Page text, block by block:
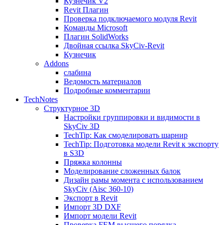
Revit Плагин
Проверка подключаемого модуля Revit
Команды Microsoft
Плагин SolidWorks
Двойная ссылка SkyCiv-Revit
Кузнечик
Addons
слабина
Ведомость материалов
Подробные комментарии
TechNotes
Структурное 3D
Настройки группировки и видимости в
SkyCiv 3D
TechTip: Как смоделировать шарнир
TechTip: Подготовка модели Revit к экспорту
в S3D
Пряжка колонны
Моделирование сложенных балок
Дизайн рамы момента с использованием
SkyCiv (Aisc 360-10)
Экспорт в Revit
Импорт 3D DXF
Импорт модели Revit